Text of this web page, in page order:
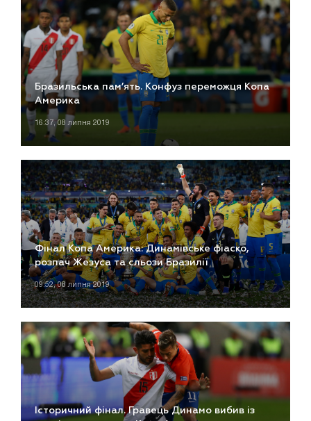
Бразильська пам’ять. Конфуз переможця Копа
Америка
16:37, 08 липня 2019
Фінал Копа Америка: Динамівське фіаско,
розпач Жезуса та сльози Бразилії
09:52, 08 липня 2019
Історичний фінал. Гравець Динамо вибив із